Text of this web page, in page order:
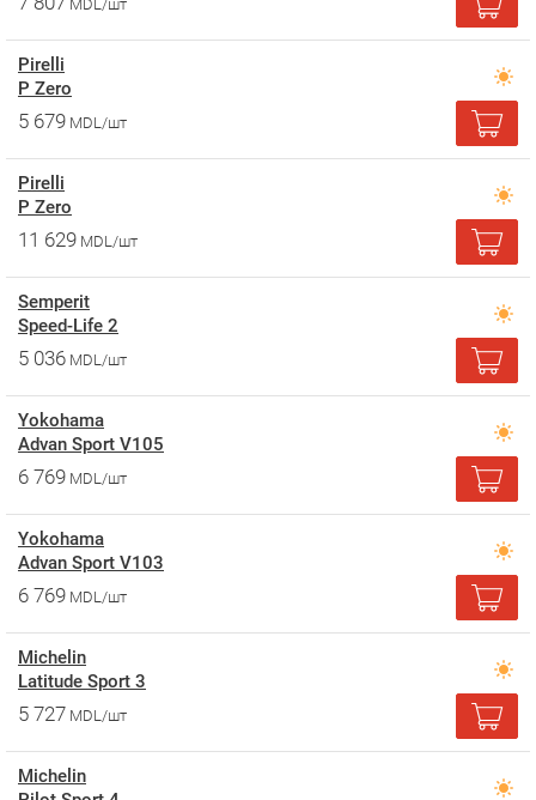
MDL/шт
Pirelli
P Zero
5 679 MDL/шт
Pirelli
P Zero
11 629 MDL/шт
Semperit
Speed-Life 2
5 036 MDL/шт
Yokohama
Advan Sport V105
6 769 MDL/шт
Yokohama
Advan Sport V103
6 769 MDL/шт
Michelin
Latitude Sport 3
5 727 MDL/шт
Michelin